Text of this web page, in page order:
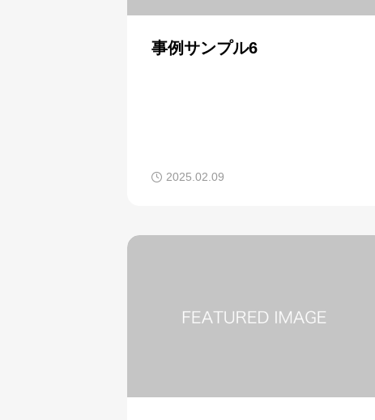
事例サンプル6
2025.02.09